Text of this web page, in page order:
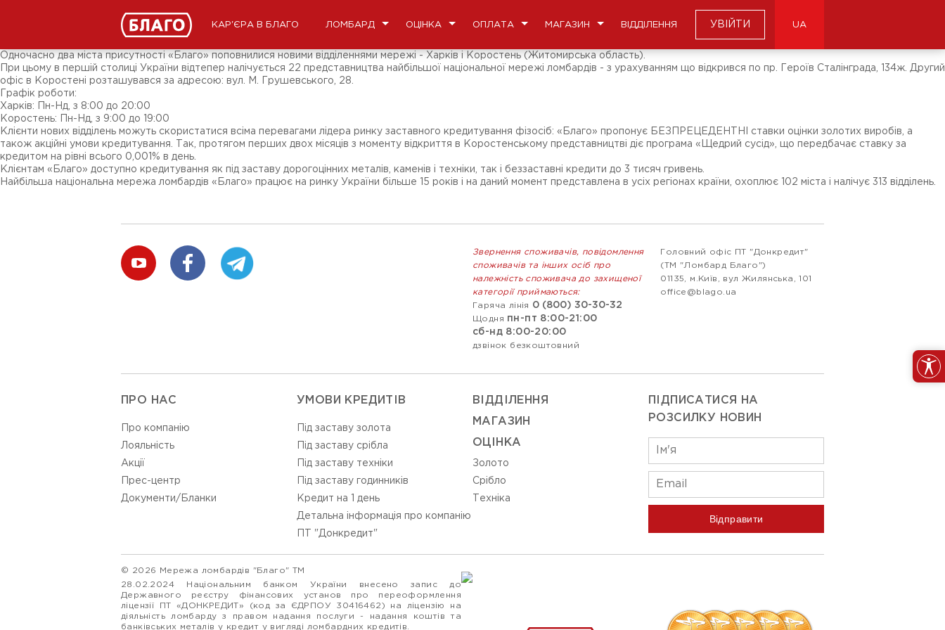
КАР'ЄРА В БЛАГО ЛОМБАРД ОЦІНКА ОПЛАТА МАГАЗИН ВІДДІЛЕННЯ УВІЙТИ UA
Підписники соц-мереж
Одночасно два міста присутності «Благо» поповнилися новими відділеннями мережі - Харків і Коростень (Житомирська область).
При цьому в першій столиці України відтепер налічується 22 представництва найбільшої національної мережі ломбардів - з урахуванням що відкрився по пр. Героїв Сталінграда, 134ж. Другий
офіс в Коростені розташувався за адресою: вул. М. Грушевського, 28.
Графік роботи:
Харків: Пн-Нд, з 8:00 до 20:00
Коростень: Пн-Нд, з 9:00 до 19:00
Клієнти нових відділень можуть скористатися всіма перевагами лідера ринку заставного кредитування фізосіб: «Благо» пропонує БЕЗПРЕЦЕДЕНТНІ ставки оцінки золотих виробів, а
також акційні умови кредитування. Так, протягом перших двох місяців з моменту відкриття в Коростенському представництві діє програма «Щедрий сусід», що передбачає ставку за
кредитом на рівні всього 0,001% в день.
Клієнтам «Благо» доступно кредитування як під заставу дорогоцінних металів, каменів і техніки, так і беззаставні кредити до 3 тисяч гривень.
Найбільша національна мережа ломбардів «Благо» працює на ринку України більше 15 років і на даний момент представлена ​​в усіх регіонах країни, охоплює 102 міста і налічує 313 відділень.
Звернення споживачів, повідомлення
споживачів та інших осіб про
належність споживача до захищеної
категорії приймаються:
Гаряча лінія
0 (800) 30-30-32
Щодня пн-пт 8:00-21:00
сб-нд 8:00-20:00
дзвінок безкоштовний
Головний офіс ПТ "Донкредит"
(ТМ "Ломбард Благо")
01135, м.Київ, вул Жилянська, 101
office@blago.ua
ПРО НАС
Про компанію
Лояльність
Акції
Прес-центр
Документи/Бланки
УМОВИ КРЕДИТІВ
Під заставу золота
Під заставу срібла
Під заставу техніки
Під заставу годинників
Кредит на 1 день
Детальна інформація про компанію
ПТ "Донкредит"
ВIДДIЛЕННЯ
МАГАЗИН
ОЦIНКА
Золото
Срiбло
Технiка
ПІДПИСАТИСЯ НА
РОЗСИЛКУ НОВИН
Відправити
© 2026 Мережа ломбардів "Благо" ТМ
28.02.2024 Національним банком України внесено запис до
Державного реєстру фінансових установ про переоформлення
ліцензії ПТ «ДОНКРЕДИТ» (код за ЄДРПОУ 30416462) на ліцензію на
діяльність ломбарду з правом надання послуги - надання коштів та
банківських металів у кредит у вигляді ломбардних кредитів.